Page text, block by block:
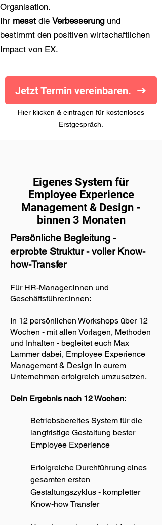
Organisation.
Ihr messt die Verbesserungund
bestimmt den positiven wirtschaftlichen
Impact von EX.
Jetzt Termin vereinbaren.
Hier klicken & eintragen für kostenloses
Erstgespräch.
Eigenes System für
Employee Experience
Management & Design -
binnen 3 Monaten
Persönliche Begleitung -
erprobte Struktur - voller Know-
how-Transfer
Für HR-Manager:innen und
Geschäftsführer:innen:
In 12 persönlichen Workshops über 12
Wochen - mit allen Vorlagen, Methoden
und Inhalten - begleitet euch Max
Lammer dabei, Employee Experience
Management & Design in eurem
Unternehmen erfolgreich umzusetzen.
Dein Ergebnis nach 12 Wochen:
Betriebsbereites System für die
langfristige Gestaltung bester
Employee Experience
Erfolgreiche Durchführung eines
gesamten ersten
Gestaltungszyklus - kompletter
Know-how Transfer